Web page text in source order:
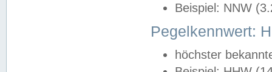
Beispiel: NNW
Pegelkennwert:
höchster